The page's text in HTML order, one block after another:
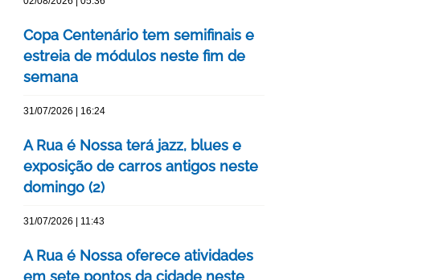
Copa Centenário tem semifinais e
estreia de módulos neste fim de
semana
31/07/2026 | 16:24
A Rua é Nossa terá jazz, blues e
exposição de carros antigos neste
domingo (2)
31/07/2026 | 11:43
A Rua é Nossa oferece atividades